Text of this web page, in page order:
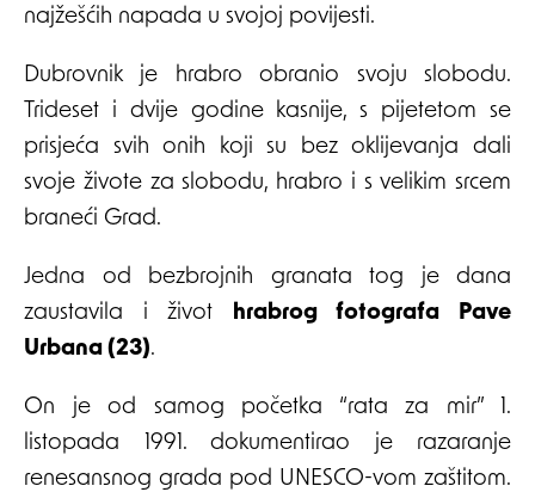
najžešćih napada u svojoj povijesti.
Dubrovnik je hrabro obranio svoju slobodu.
Trideset i dvije godine kasnije, s pijetetom se
prisjeća svih onih koji su bez oklijevanja dali
svoje živote za slobodu, hrabro i s velikim srcem
braneći Grad.
Jedna od bezbrojnih granata tog je dana
zaustavila i život hrabrog fotografa Pave
Urbana (23).
On je od samog početka “rata za mir” 1.
listopada 1991. dokumentirao je razaranje
renesansnog grada pod UNESCO-vom zaštitom.